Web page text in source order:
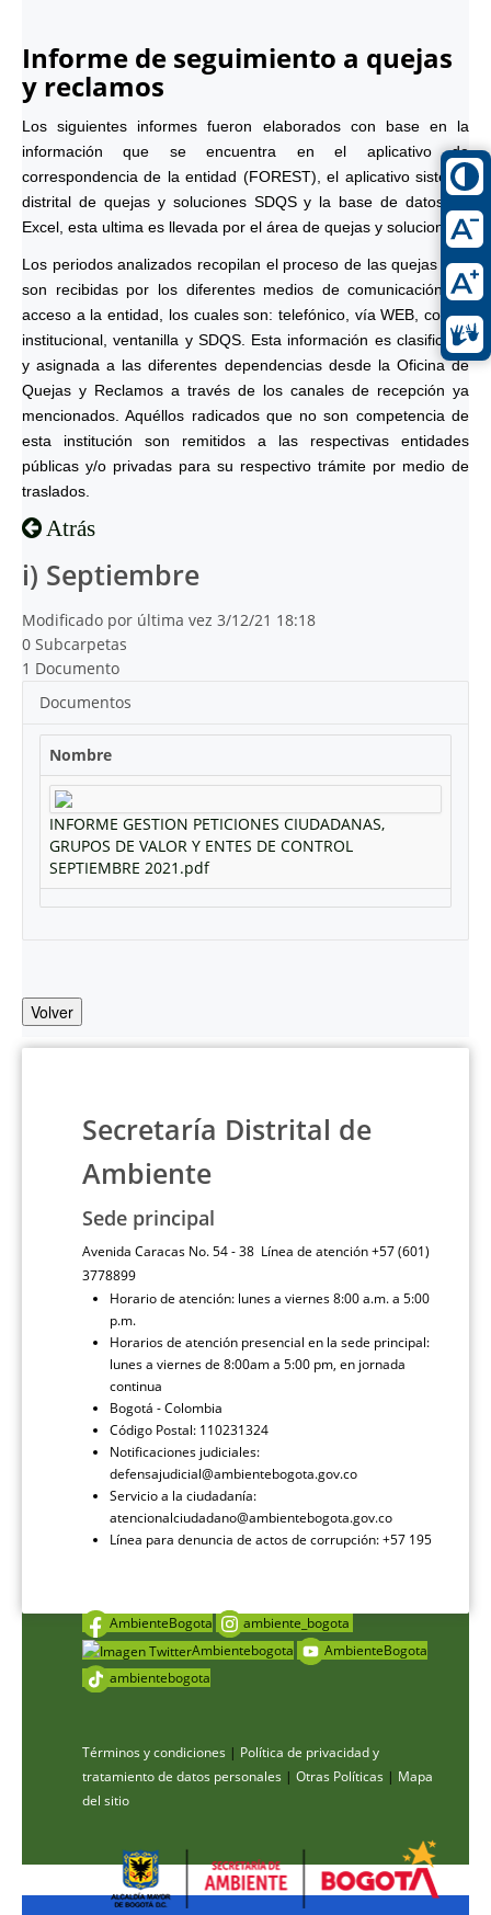
Informe de seguimiento a quejas
y reclamos
Los siguientes informes fueron elaborados con base en la
información que se encuentra en el aplicativo de
correspondencia de la entidad (FOREST), el aplicativo sistema
distrital de quejas y soluciones SDQS y la base de datos en
Excel, esta ultima es llevada por el área de quejas y soluciones.
Los periodos analizados recopilan el proceso de las quejas que
son recibidas por los diferentes medios de comunicación de
acceso a la entidad, los cuales son: telefónico, vía WEB, correo
institucional, ventanilla y SDQS. Esta información es clasificada
y asignada a las diferentes dependencias desde la Oficina de
Quejas y Reclamos a través de los canales de recepción ya
mencionados. Aquéllos radicados que no son competencia de
esta institución son remitidos a las respectivas entidades
públicas y/o privadas para su respectivo trámite por medio de
traslados.
Atrás
i) Septiembre
Modificado por última vez 3/12/21 18:18
0 Subcarpetas
1 Documento
Documentos
Nombre
INFORME GESTION PETICIONES CIUDADANAS,
GRUPOS DE VALOR Y ENTES DE CONTROL
SEPTIEMBRE 2021.pdf
Volver
Secretaría Distrital de
Ambiente
Sede principal
Avenida Caracas No. 54 - 38 Línea de atención +57 (601)
3778899
Horario de atención: lunes a viernes 8:00 a.m. a 5:00
p.m.
Horarios de atención presencial en la sede principal:
lunes a viernes de 8:00am a 5:00 pm, en jornada
continua
Bogotá - Colombia
Código Postal: 110231324
Notificaciones judiciales:
defensajudicial@ambientebogota.gov.co
Servicio a la ciudadanía:
atencionalciudadano@ambientebogota.gov.co
Línea para denuncia de actos de corrupción: +57 195
AmbienteBogota
ambiente_bogota
Ambientebogota
AmbienteBogota
ambientebogota
Términos y condiciones | Política de privacidad y
tratamiento de datos personales | Otras Políticas | Mapa
del sitio